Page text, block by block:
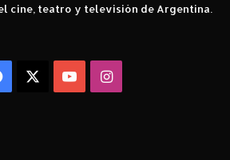
cine, teatro y televisión de Argentina.
Facebook YouTubeInstagram